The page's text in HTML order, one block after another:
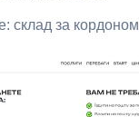
склад за кордоном